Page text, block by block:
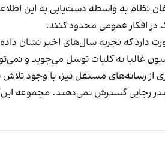
نظام به واسطه دست‌یابی به این
در افکار عمومی محدود کنند.
دارد که تجربه‌ سال‌های اخیر نشان
غالبا به کلیات توسل می‌جوید و
از رسانه‌های مستقل نیز، با وجود
رجایی گسترش نمی‌دهند. مجموعه